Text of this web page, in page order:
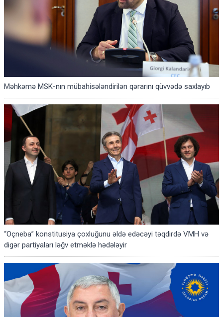
Məhkəmə MSK-nın mübahisələndirilən qərarını qüvvədə saxlayıb
“Oçneba” konstitusiya çoxluğunu əldə edəcəyi təqdirdə VMH və
digər partiyaları ləğv etməklə hədələyir